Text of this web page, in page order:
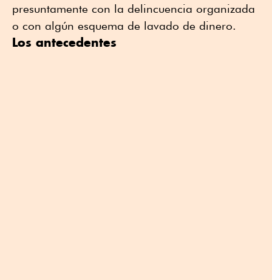
presuntamente con la delincuencia organizada
o con algún esquema de lavado de dinero.
Los antecedentes